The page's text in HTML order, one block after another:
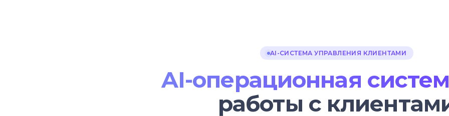
AI-СИСТЕМА УПРАВЛЕНИЯ КЛИЕНТАМИ
AI-операционная
работы с